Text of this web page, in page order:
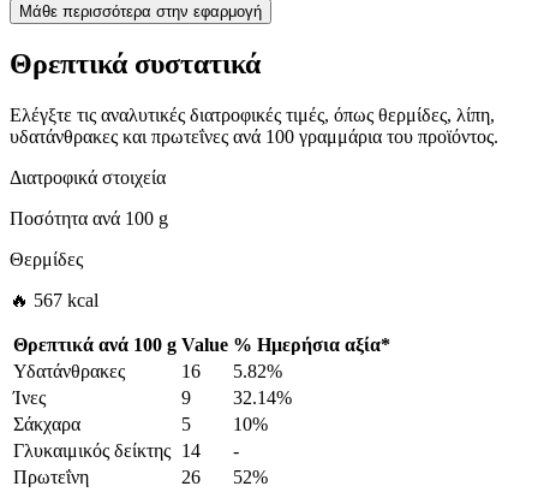
Μάθε περισσότερα στην εφαρμογή
Θρεπτικά συστατικά
Ελέγξτε τις αναλυτικές διατροφικές τιμές, όπως θερμίδες, λίπη,
υδατάνθρακες και πρωτεΐνες ανά 100 γραμμάρια του προϊόντος.
Διατροφικά στοιχεία
Ποσότητα ανά 100 g
Θερμίδες
🔥 567 kcal
Θρεπτικά ανά 100 g Value % Ημερήσια αξία*
Υδατάνθρακες
16
5.82%
Ίνες
9
32.14%
Σάκχαρα
5
10%
Γλυκαιμικός δείκτης 14
-
Πρωτεΐνη
26
52%